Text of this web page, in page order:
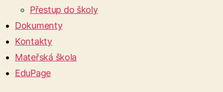
Přestup do školy
Dokumenty
Kontakty
Mateřská škola
EduPage